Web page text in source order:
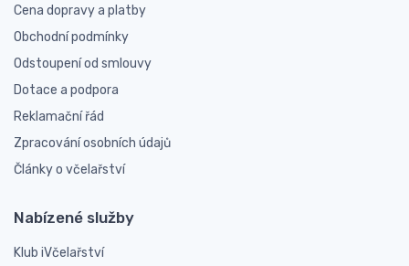
Cena dopravy a platby
Obchodní podmínky
Odstoupení od smlouvy
Dotace a podpora
Reklamační řád
Zpracování osobních údajů
Články o včelařství
Nabízené služby
Klub iVčelařství